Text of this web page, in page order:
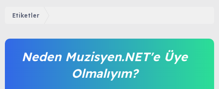
Etiketler
Neden Muzisyen.NET'e Üye
Olmalıyım?